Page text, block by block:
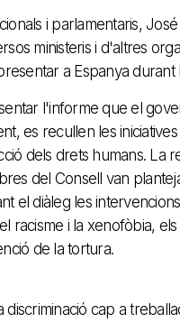
i parlamentaris,
ministeris i d'altres
a Espanya durant
l'informe que el
es recullen les
dels drets humans. La
del Consell van
el diàleg les
racisme i la xenofòbia,
de la tortura.
cap a